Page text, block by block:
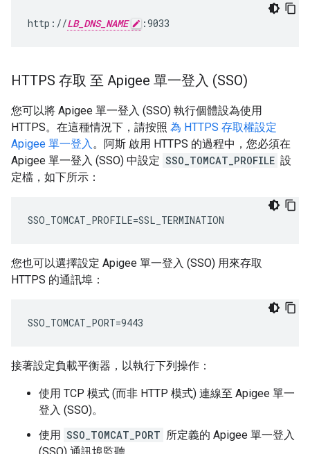
http://LB_DNS_NAME :9033
HTTPS 存取 至 Apigee 單一登入 (SSO)
您可以將 Apigee 單一登入 (SSO) 執行個體設為使用
HTTPS。在這種情況下，請按照 為 HTTPS 存取權設定
Apigee 單一登入。阿斯 啟用 HTTPS 的過程中，您必須在
Apigee 單一登入 (SSO) 中設定 SSO_TOMCAT_PROFILE 設
定檔，如下所示：
SSO_TOMCAT_PROFILE=SSL_TERMINATION
您也可以選擇設定 Apigee 單一登入 (SSO) 用來存取
HTTPS 的通訊埠：
SSO_TOMCAT_PORT=9443
接著設定負載平衡器，以執行下列操作：
使用 TCP 模式 (而非 HTTP 模式) 連線至 Apigee 單一
登入 (SSO)。
使用 SSO_TOMCAT_PORT 所定義的 Apigee 單一登入